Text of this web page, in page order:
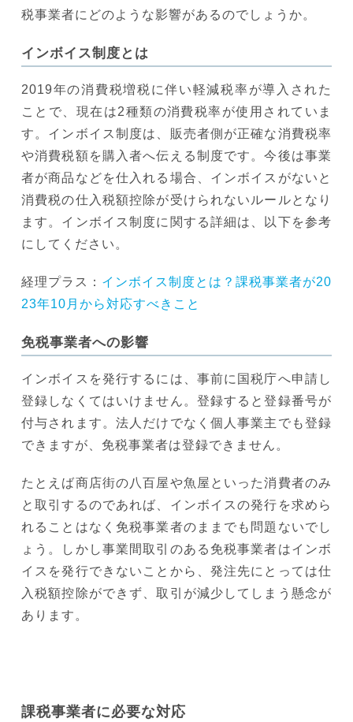
税事業者にどのような影響があるのでしょうか。
インボイス制度とは
2019年の消費税増税に伴い軽減税率が導入された
ことで、現在は2種類の消費税率が使用されていま
す。インボイス制度は、販売者側が正確な消費税率
や消費税額を購入者へ伝える制度です。今後は事業
者が商品などを仕入れる場合、インボイスがないと
消費税の仕入税額控除が受けられないルールとなり
ます。インボイス制度に関する詳細は、以下を参考
にしてください。
経理プラス： インボイス制度とは？課税事業者が20
23年10月から対応すべきこと
免税事業者への影響
インボイスを発行するには、事前に国税庁へ申請し
登録しなくてはいけません。登録すると登録番号が
付与されます。法人だけでなく個人事業主でも登録
できますが、免税事業者は登録できません。
たとえば商店街の八百屋や魚屋といった消費者のみ
と取引するのであれば、インボイスの発行を求めら
れることはなく免税事業者のままでも問題ないでし
ょう。しかし事業間取引のある免税事業者はインボ
イスを発行できないことから、発注先にとっては仕
入税額控除ができず、取引が減少してしまう懸念が
あります。
課税事業者に必要な対応